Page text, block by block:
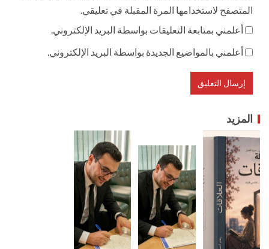
المتصفح لاستخدامها المرة المقبلة في تعليقي.
أعلمني بمتابعة التعليقات بواسطة البريد الإلكتروني.
أعلمني بالمواضيع الجديدة بواسطة البريد الإلكتروني.
المزيد